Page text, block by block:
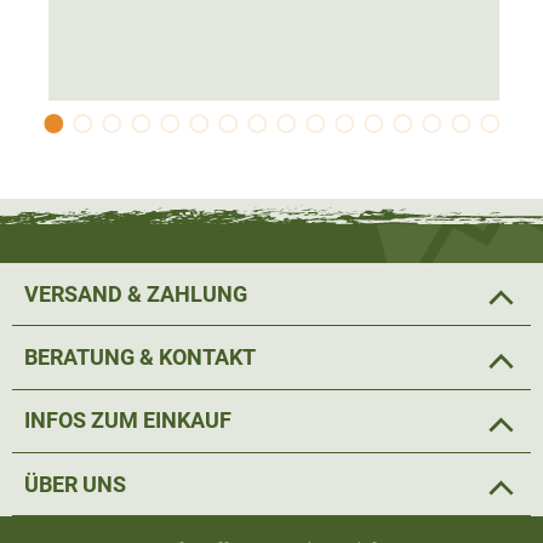
Der feminine Allrounder ist hochatmungsaktivund bietet
ein angenehmes Körperklima. An wärmeren Tagen und
Belüftungsreißverschlüssean den Oberschenkeln
Die Farbgebung in Hunting green und der
sondern auch in der Freizeit. Dank der vorgeformten Knie
angenehm zu tragen.
Dank der fünf Taschen
VERSAND & ZAHLUNG
BERATUNG & KONTAKT
INFOS ZUM EINKAUF
ÜBER UNS